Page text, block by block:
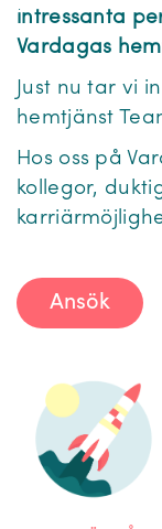
intressanta
Vardagas
Just nu tar vi
hemtjänst
Hos oss på
kollegor,
Ansök